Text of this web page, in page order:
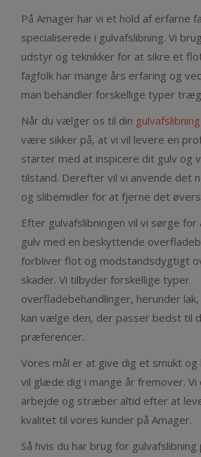
På Amager har vi et hold af erfarne
specialiserede i gulvafslibning. Vi
udstyr og teknikker for at sikre et
fagfolk har mange års erfaring og
man behandler forskellige typer
Når du vælger os til din
være sikker på, at vi vil levere en
starter med at inspicere dit gulv og
tilstand. Derefter vil vi anvende det
og slibemidler for at fjerne det
Efter gulvafslibningen vil vi sørge
gulv med en beskyttende
forbliver flot og modstandsdygtigt
skader. Vi tilbyder forskellige typer
overfladebehandlinger, herunder
kan vælge den, der passer bedst til
præferencer.
Vores mål er at give dig et smukt
vil glæde dig i mange år fremover.
arbejde og stræber altid efter at
kvalitet til vores kunder på Amager.
Så hvis du har brug for